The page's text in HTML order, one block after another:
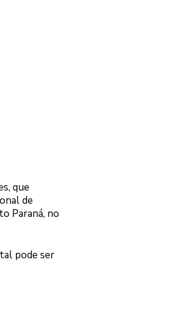
que
de
Paraná, no
pode ser